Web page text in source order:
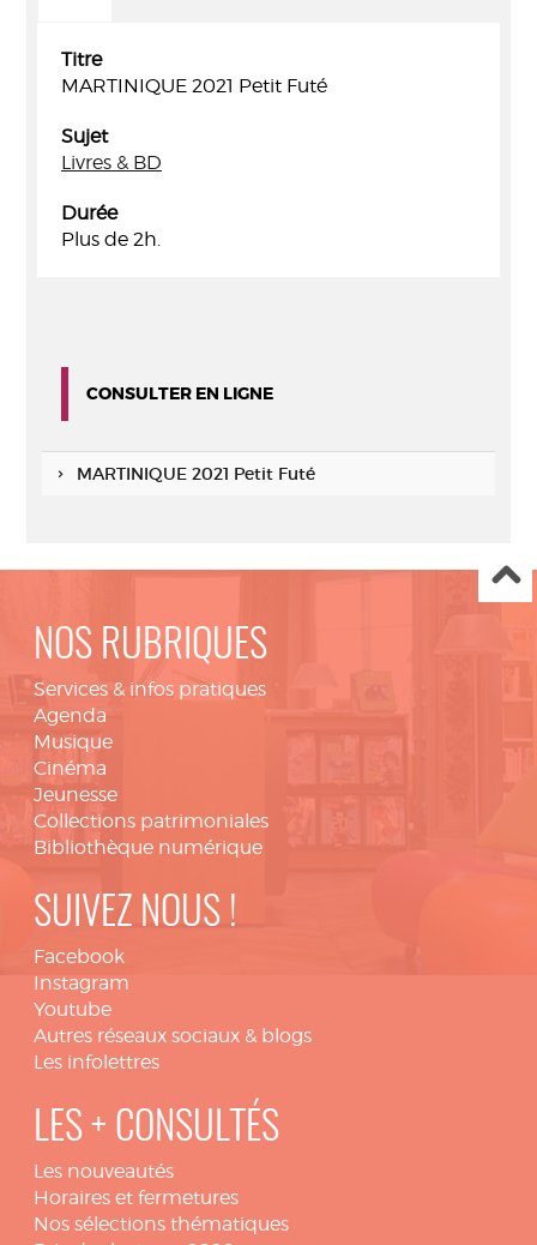
Titre
MARTINIQUE 2021 Petit Futé
Sujet
Livres & BD
Durée
Plus de 2h.
CONSULTER EN LIGNE
MARTINIQUE 2021 Petit Futé
NOS RUBRIQUES
Services & infos pratiques
Agenda
Musique
Cinéma
Jeunesse
Collections patrimoniales
Bibliothèque numérique
SUIVEZ NOUS !
Facebook
Instagram
Youtube
Autres réseaux sociaux & blogs
Les infolettres
LES + CONSULTÉS
Les nouveautés
Horaires et fermetures
Nos sélections thématiques